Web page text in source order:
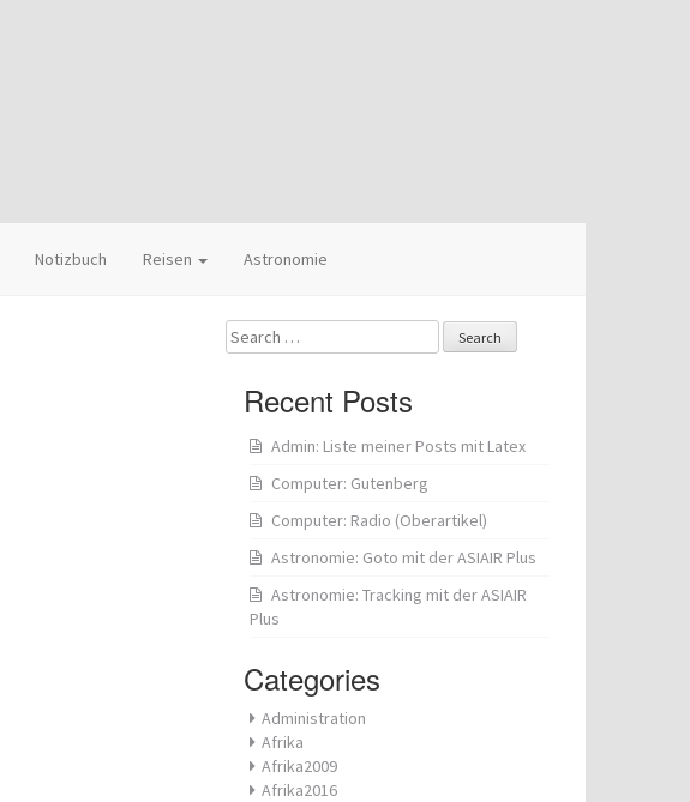
Notizbuch Reisen Astronomie
Search
for:
Recent Posts
Admin: Liste meiner Posts mit Latex
Computer: Gutenberg
Computer: Radio (Oberartikel)
Astronomie: Goto mit der ASIAIR Plus
Astronomie: Tracking mit der ASIAIR
Plus
Categories
Administration
Afrika
Afrika2009
Afrika2016